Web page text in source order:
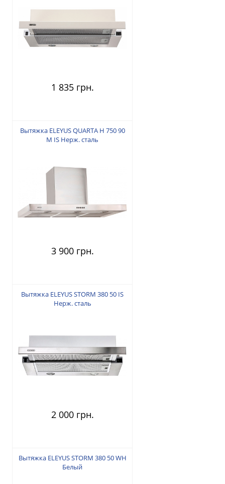
1 835 грн.
Вытяжка ELEYUS QUARTA H 750 90
M IS Нерж. сталь
3 900 грн.
Вытяжка ELEYUS STORM 380 50 IS
Нерж. сталь
2 000 грн.
Вытяжка ELEYUS STORM 380 50 WH
Белый